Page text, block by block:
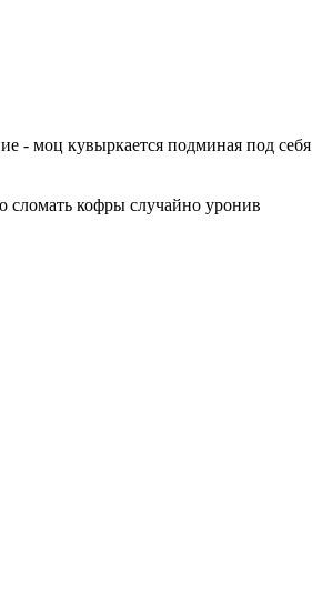
- моц кувыркается подминая под себя
сломать кофры случайно уронив